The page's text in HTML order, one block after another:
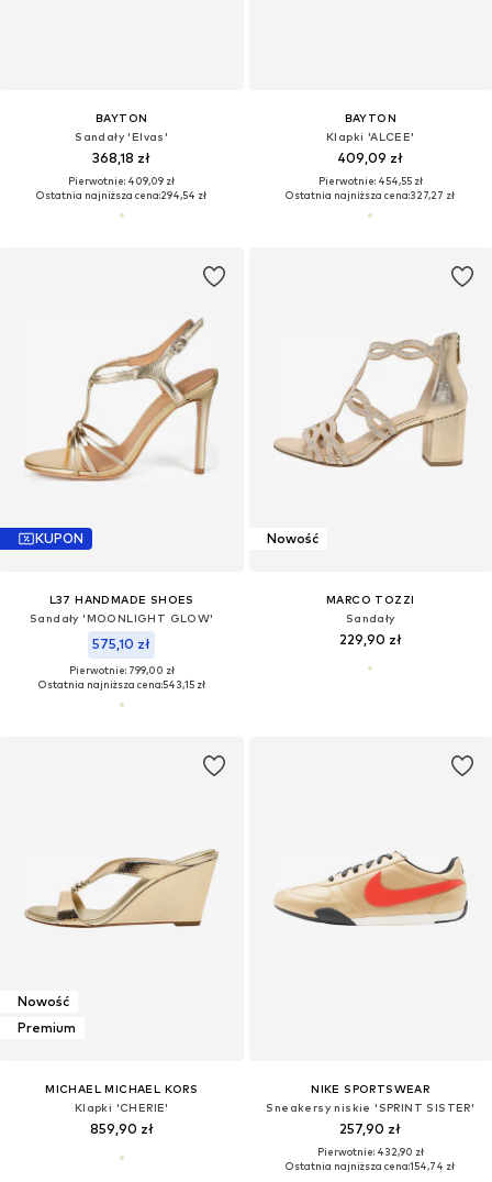
BAYTON
Sandały 'Elvas'
368,18 zł
Pierwotnie: 409,09 zł
Ostatnia najniższa cena:294,54 zł
BAYTON
Klapki 'ALCEE'
409,09 zł
Pierwotnie: 454,55 zł
Ostatnia najniższa cena:327,27 zł
KUPON
L37 HANDMADE SHOES
Sandały 'MOONLIGHT GLOW'
575,10 zł
Pierwotnie: 799,00 zł
Ostatnia najniższa cena:543,15 zł
Nowość
MARCO TOZZI
Sandały
229,90 zł
Nowość
Premium
MICHAEL MICHAEL KORS
Klapki 'CHERIE'
859,90 zł
NIKE SPORTSWEAR
Sneakersy niskie 'SPRINT SISTER'
257,90 zł
Pierwotnie: 432,90 zł
Ostatnia najniższa cena:154,74 zł